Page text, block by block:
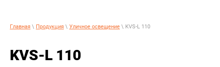
Главная \ Продукция \ Уличное освещение \ KVS-L 110
KVS-L 110